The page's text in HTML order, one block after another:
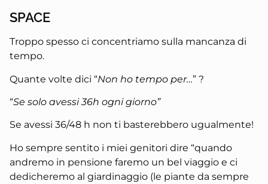
SPACE
Troppo spesso ci concentriamo sulla mancanza di
tempo.
Quante volte dici “Non ho tempo per…” ?
“Se solo avessi 36h ogni giorno”
Se avessi 36/48 h non ti basterebbero ugualmente!
Ho sempre sentito i miei genitori dire “quando
andremo in pensione faremo un bel viaggio e ci
dedicheremo al giardinaggio (le piante da sempre